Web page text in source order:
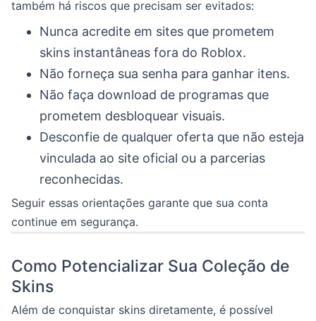
também há riscos que precisam ser evitados:
Nunca acredite em sites que prometem
skins instantâneas fora do Roblox.
Não forneça sua senha para ganhar itens.
Não faça download de programas que
prometem desbloquear visuais.
Desconfie de qualquer oferta que não esteja
vinculada ao site oficial ou a parcerias
reconhecidas.
Seguir essas orientações garante que sua conta
continue em segurança.
Como Potencializar Sua Coleção de
Skins
Além de conquistar skins diretamente, é possível